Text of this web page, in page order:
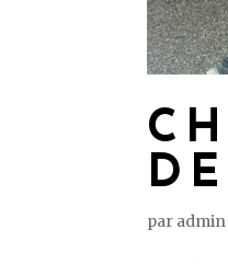
par admin